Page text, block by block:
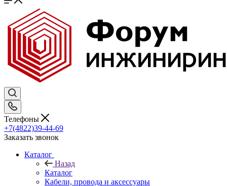
Телефоны
+7(4822)39-44-69
Заказать звонок
Каталог
Назад
Каталог
Кабели, провода и аксессуары